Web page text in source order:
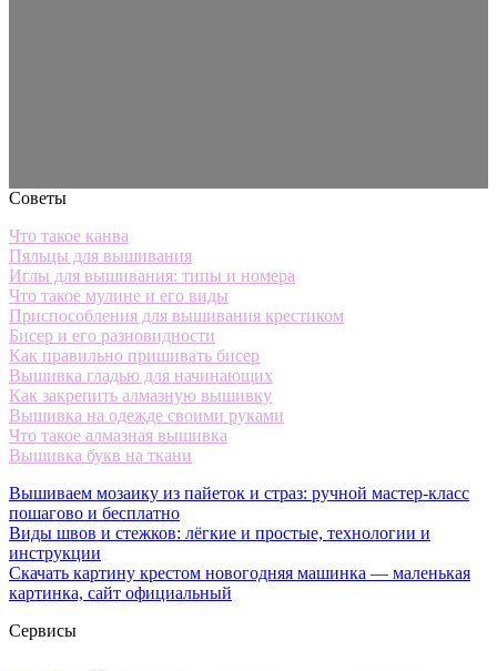
Советы
Что такое канва
Пяльцы для вышивания
Иглы для вышивания: типы и номера
Что такое мулине и его виды
Приспособления для вышивания крестиком
Бисер и его разновидности
Как правильно пришивать бисер
Вышивка гладью для начинающих
Как закрепить алмазную вышивку
Вышивка на одежде своими руками
Что такое алмазная вышивка
Вышивка букв на ткани
Вышиваем мозаику из пайеток и страз: ручной мастер-класс
пошагово и бесплатно
Виды швов и стежков: лёгкие и простые, технологии и
инструкции
Скачать картину крестом новогодняя машинка — маленькая
картинка, сайт официальный
Сервисы